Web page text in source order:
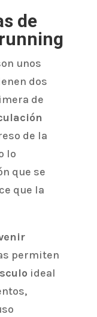
de
unos
dos
de
de la
lo
que se
que la
permiten
ideal